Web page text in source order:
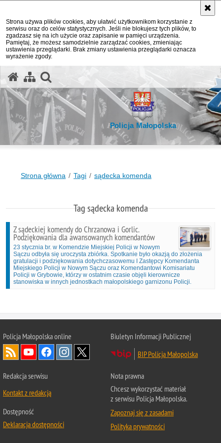
Strona używa plików cookies, aby ułatwić użytkownikom korzystanie z
serwisu oraz do celów statystycznych. Jeśli nie blokujesz tych plików, to
zgadzasz się na ich użycie oraz zapisanie w pamięci urządzenia.
Pamiętaj, że możesz samodzielnie zarządzać cookies, zmieniając
ustawienia przeglądarki. Brak zmiany ustawienia przeglądarki oznacza
wyrażenie zgody.
Policja Małopolska
Strona główna Tagi sądecka komenda
Tag sądecka komenda
Z sądeckiej komendy do Chrzanowa i Gorlic.
Podziękowania dla awansowanych komendantów
23 stycznia br. w Komendzie Miejskiej Policji w Nowym
Sączu odbyła się uroczysta zbiórka. Spotkanie było okazją do złożenia
gratulacji i podziękowania dotychczasowemu I Zastępcy Komendanta
Miejskiego Policji w Nowym Sączu oraz Komendantowi Komisariatu
Policji w Grybowie, którzy w ostatnim czasie objęli kierownicze
stanowiska w innych jednostkach małopolskiego garnizonu Policji.
Policja Małopolska online
Biuletyn Informacji Publicznej
BIP Policja Małopolska
Redakcja serwisu
Kontakt z redakcją
Dostępność
Deklaracja dostępności
Nota prawna
Chcesz wykorzystać materiał
z serwisu Policja Małopolska.
Zapoznaj się z zasadami
Polityka prywatności